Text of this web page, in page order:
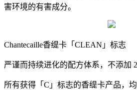
害环境的有害成分。
Chantecaille香缇卡「CLEAN」标志
严谨而持续进化的配方体系，不添加
所有获得「C」标志的香缇卡产品，